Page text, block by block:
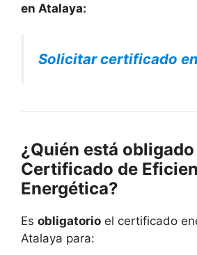
en Atalaya:
Solicitar certificado
¿Quién está
Certificado de
Energética?
Es obligatorio el certificado
Atalaya para: